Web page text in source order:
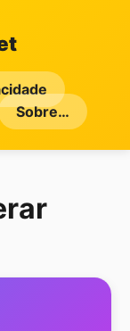
Sobre…